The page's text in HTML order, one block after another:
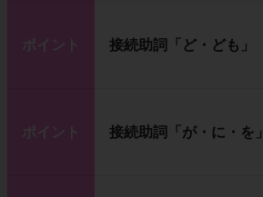
ポイント 接続助詞「ど・ども」
ポイント 接続助詞「が・に・を」